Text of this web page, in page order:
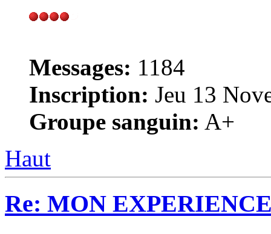
Messages: 1184
Inscription: Jeu 13
Groupe sanguin: A+
Haut
Re: MON